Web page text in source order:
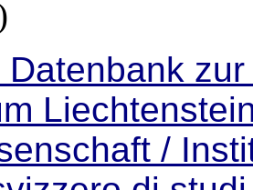
Datenbank
/